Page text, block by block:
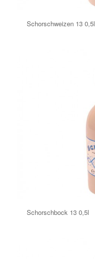
Schorschweizen 13 0,5l
Schorschbock 13 0,5l